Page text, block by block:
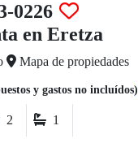
0226
en Eretza
Mapa de propiedades
y gastos no incluídos)
2 1